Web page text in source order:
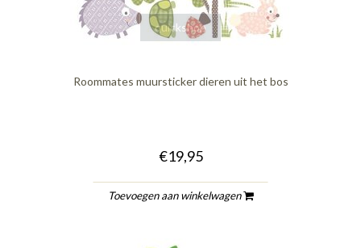
quickshop
Roommates muursticker dieren uit het bos
€19,95
Toevoegen aan winkelwagen